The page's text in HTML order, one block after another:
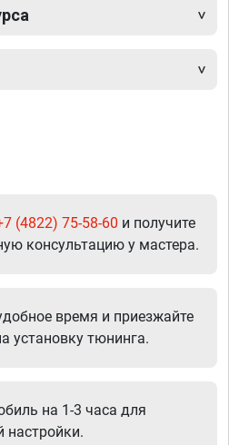
(4822) 75-58-60 и получите
консультацию у мастера.
время и приезжайте
установку тюнинга.
на 1-3 часа для
настройки.